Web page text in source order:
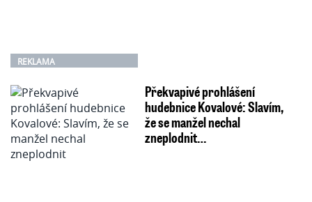
REKLAMA
Překvapivé prohlášení
hudebnice Kovalové: Slavím,
že se manžel nechal
zneplodnit…